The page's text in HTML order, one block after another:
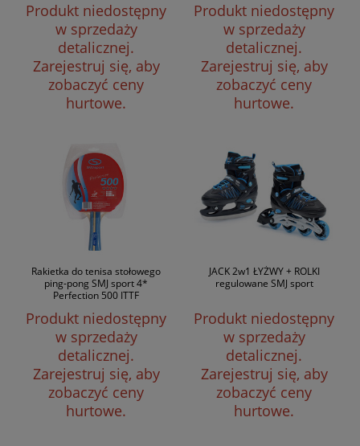
Produkt niedostępny
w sprzedaży
detalicznej.
Zarejestruj się, aby
zobaczyć ceny
hurtowe.
Produkt niedostępny
w sprzedaży
detalicznej.
Zarejestruj się, aby
zobaczyć ceny
hurtowe.
Rakietka do tenisa stołowego
ping-pong SMJ sport 4*
Perfection 500 ITTF
Produkt niedostępny
w sprzedaży
detalicznej.
Zarejestruj się, aby
zobaczyć ceny
hurtowe.
JACK 2w1 ŁYŻWY + ROLKI
regulowane SMJ sport
Produkt niedostępny
w sprzedaży
detalicznej.
Zarejestruj się, aby
zobaczyć ceny
hurtowe.